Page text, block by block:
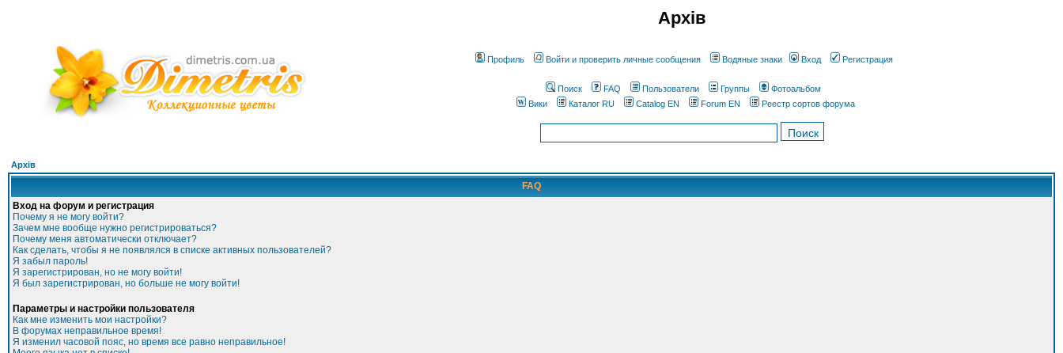
Архів
Профиль Войти и проверить личные сообщения Водяные знаки Вход Регистрация
Поиск FAQ Пользователи Группы
Фотоальбом
Вики
Каталог RU Catalog EN Forum EN Реестр сортов форума
Архів
FAQ
Вход на форум и регистрация
Почему я не могу войти?
Зачем мне вообще нужно регистрироваться?
Почему меня автоматически отключает?
Как сделать, чтобы я не появлялся в списке активных пользователей?
Я забыл пароль!
Я зарегистрирован, но не могу войти!
Я был зарегистрирован, но больше не могу войти!
Параметры и настройки пользователя
Как мне изменить мои настройки?
В форумах неправильное время!
Я изменил часовой пояс, но время все равно неправильное!